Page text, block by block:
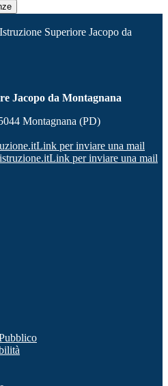
Superiore Jacopo da
Jacopo da Montagnana
Montagnana (PD)
Link per inviare una mail
Link per inviare una mail